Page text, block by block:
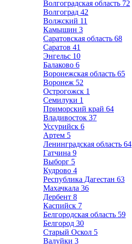
Волгоградская область 72
Волгоград 42
Волжский 11
Камышин 3
Саратовская область 68
Саратов 41
Энгельс 10
Балаково 6
Воронежская область 65
Воронеж 52
Острогожск 1
Семилуки 1
Приморский край 64
Владивосток 37
Уссурийск 6
Артем 5
Ленинградская область 64
Гатчина 9
Выборг 5
Кудрово 4
Республика Дагестан 63
Махачкала 36
Дербент 8
Каспийск 7
Белгородская область 59
Белгород 30
Старый Оскол 5
Валуйки 3